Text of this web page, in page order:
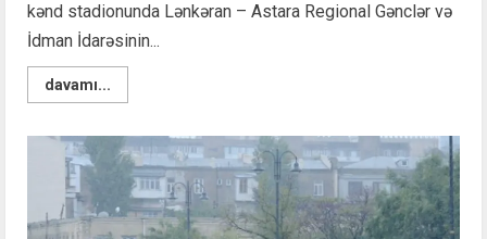
kənd stadionunda Lənkəran – Astara Regional Gənclər və
İdman İdarəsinin...
davamı...
more
şəhidlərin
xatirəsinə
futbol
turnirinin
qalibləri
mükafatlandırılıb